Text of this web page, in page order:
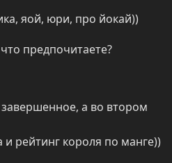
яой, юри, про йокай))
предпочитаете?
а во втором
рейтинг короля по манге))